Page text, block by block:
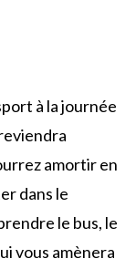
à la journée
amortir en
dans le
le bus, le
vous amènera